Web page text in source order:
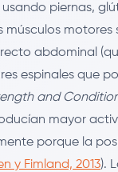
piernas,
motores
abdominal
espinales que
and
mayor
porque la
y Fimland, 2013).